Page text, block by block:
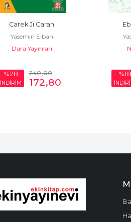
Carek Ji Caran
Yasemin Elban
Dara Yayınları
%28
İNDİRİM
240,00
172,80
%18